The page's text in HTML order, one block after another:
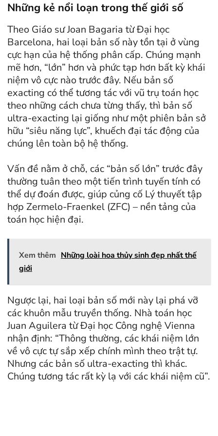
Những kẻ nổi loạn trong thế giới số
Theo Giáo sư Joan Bagaria từ Đại học
Barcelona, hai loại bản số này tồn tại ở vùng
cực hạn của hệ thống phân cấp. Chúng mạnh
mẽ hơn, “lớn” hơn và phức tạp hơn bất kỳ khái
niệm vô cực nào trước đây. Nếu bản số
exacting có thể tương tác với vũ trụ toán học
theo những cách chưa từng thấy, thì bản số
ultra-exacting lại giống như một phiên bản sở
hữu “siêu năng lực”, khuếch đại tác động của
chúng lên toàn bộ hệ thống.
Vấn đề nằm ở chỗ, các “bản số lớn” trước đây
thường tuân theo một tiến trình tuyến tính có
thể dự đoán được, giúp củng cố Lý thuyết tập
hợp Zermelo-Fraenkel (ZFC) – nền tảng của
toán học hiện đại.
Xem thêm Những loài hoa thủy sinh đẹp nhất thế
giới
Ngược lại, hai loại bản số mới này lại phá vỡ
các khuôn mẫu truyền thống. Nhà toán học
Juan Aguilera từ Đại học Công nghệ Vienna
nhận định: “Thông thường, các khái niệm lớn
về vô cực tự sắp xếp chính mình theo trật tự.
Nhưng các bản số ultra-exacting thì khác.
Chúng tương tác rất kỳ lạ với các khái niệm cũ”.